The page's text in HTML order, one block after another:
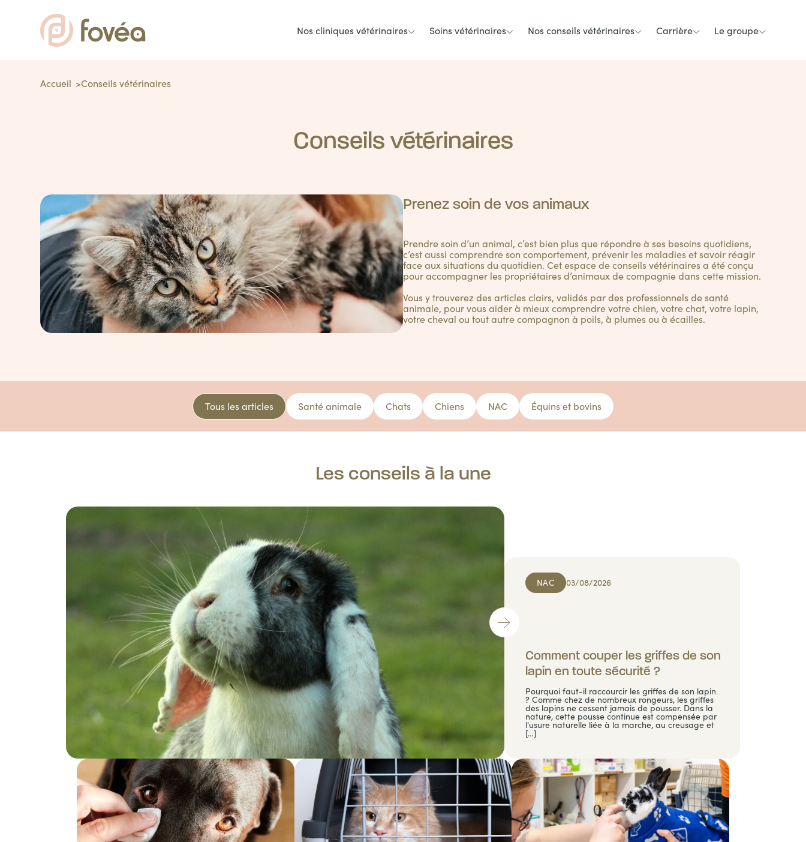
Nos cliniques vétérinaires Soins vétérinaires Nos conseils vétérinaires Carrière Le groupe
Accueil Conseils vétérinaires
Conseils vétérinaires
Prenez soin de vos animaux
Prendre soin d’un animal, c’est bien plus que répondre à ses besoins quotidiens,
c’est aussi comprendre son comportement, prévenir les maladies et savoir réagir
face aux situations du quotidien. Cet espace de conseils vétérinaires a été conçu
pour accompagner les propriétaires d’animaux de compagnie dans cette mission.
Vous y trouverez des articles clairs, validés par des professionnels de santé
animale, pour vous aider à mieux comprendre votre chien, votre chat, votre lapin,
votre cheval ou tout autre compagnon à poils, à plumes ou à écailles.
Tous les articles Santé animale Chats Chiens NAC Équins et bovins
Les conseils à la une
NAC 03/08/2026
Comment couper les griffes de son
lapin en toute sécurité ?
Pourquoi faut-il raccourcir les griffes de son lapin
? Comme chez de nombreux rongeurs, les griffes
des lapins ne cessent jamais de pousser. Dans la
nature, cette pousse continue est compensée par
l'usure naturelle liée à la marche, au creusage et
[…]